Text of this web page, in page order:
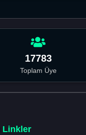
17783
Toplam Üye
Linkler